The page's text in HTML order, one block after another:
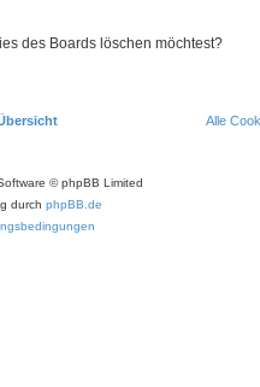
des Boards löschen möchtest?
Alle
© phpBB Limited
durch phpBB.de